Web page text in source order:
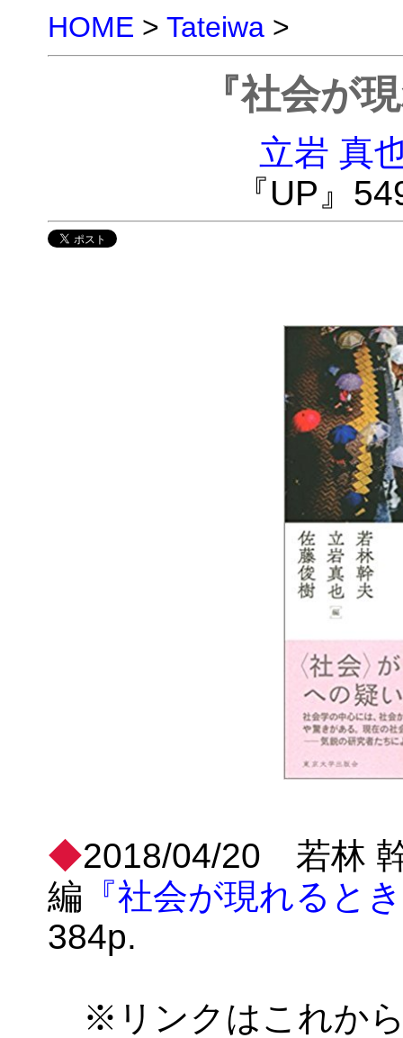
HOME > Tateiwa>
『社会が
立岩 真
『UP』
◆2018/04/20 若林
編 『社会が現れると
384p.
※リンクはこれか